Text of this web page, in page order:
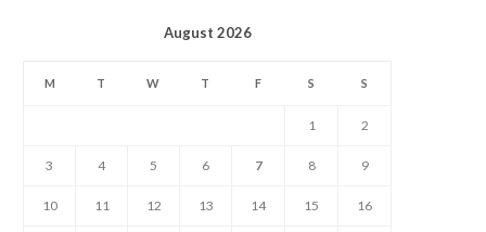
August 2026
M T W T F S S
1 2
3 4 5 6 7 8 9
10 11 12 13 14 15 16